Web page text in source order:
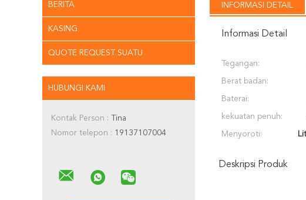
BERITA
KASING
QUOTE REQUEST SUATU
HUBUNGI KAMI
Kontak Person : Tina
Nomor telepon : 19137107004
INFORMASI DETAIL
Informasi Detail
Tegangan:
Berat badan:
Baterai:
kekuatan penuh:
Menyoroti:
Deskripsi Produk